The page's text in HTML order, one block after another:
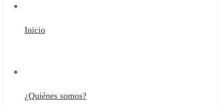
Inicio
¿Quiénes somos?